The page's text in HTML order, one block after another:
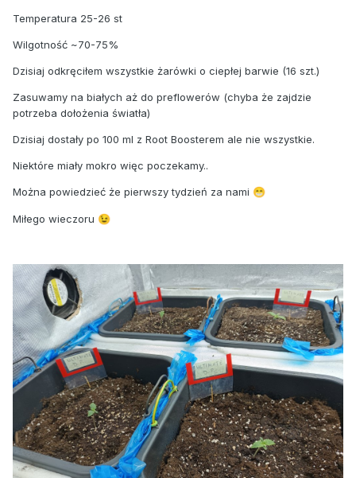
Temperatura 25-26 st
Wilgotność ~70-75%
Dzisiaj odkręciłem wszystkie żarówki o ciepłej barwie (16 szt.)
Zasuwamy na białych aż do preflowerów (chyba że zajdzie
potrzeba dołożenia światła)
Dzisiaj dostały po 100 ml z Root Boosterem ale nie wszystkie.
Niektóre miały mokro więc poczekamy..
Można powiedzieć że pierwszy tydzień za nami 😁
Miłego wieczoru 😉